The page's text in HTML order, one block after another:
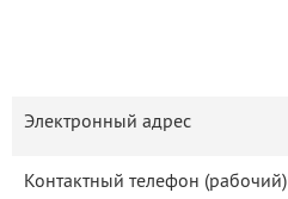
Электронный адрес
Контактный телефон (рабочий)